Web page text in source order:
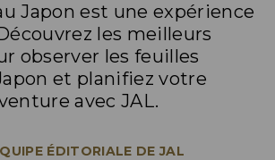
Japon est une expérience
les meilleurs
observer les feuilles
et planifiez votre
avec JAL.
ÉDITORIALE DE JAL